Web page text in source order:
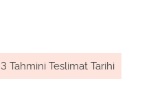
3 Tahmini Teslimat Tarihi